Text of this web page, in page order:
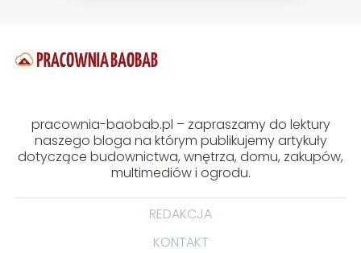
pracownia-baobab.pl – zapraszamy do lektury
naszego bloga na którym publikujemy artykuły
dotyczące budownictwa, wnętrza, domu, zakupów,
multimediów i ogrodu.
REDAKCJA
KONTAKT